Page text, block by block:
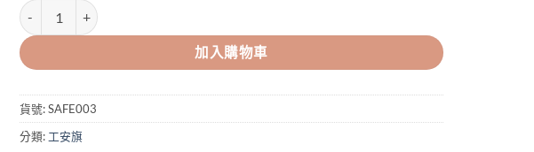
工安旗03 數量
加入購物車
貨號:SAFE003
分類: 工安旗